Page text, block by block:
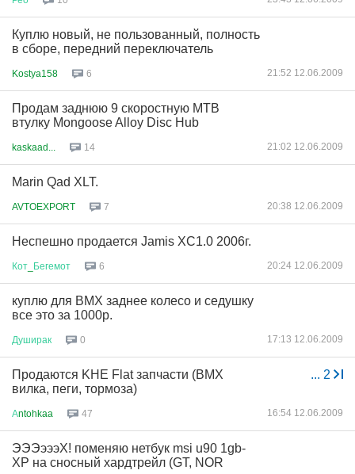
Куплю новый, не пользованный, полность
в сборе, передний переключатель
Kostya158 6 21:52 12.06.2009
Продам заднюю 9 скоростную MTB
втулку Mongoose Alloy Disc Hub
kaskaad... 14 21:02 12.06.2009
Marin Qad XLT.
AVTOEXPORT 7 20:38 12.06.2009
Неспешно продается Jamis XC1.0 2006г.
Кот Бегемот 6 20:24 12.06.2009
куплю для BMX заднее колесо и седушку
все это за 1000р.
Душирак 0 17:13 12.06.2009
... 2
Продаются KHE Flat запчасти (BMX
вилка, пеги, тормоза)
Аntohkaa 47 16:54 12.06.2009
ЭЭЭэээХ! поменяю нетбук msi u90 1gb-
XP на сносный хардтрейл (GT, NOR